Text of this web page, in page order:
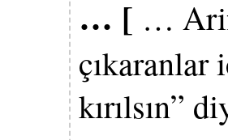
… [ … Arif
çıkaranlar
kırılsın”